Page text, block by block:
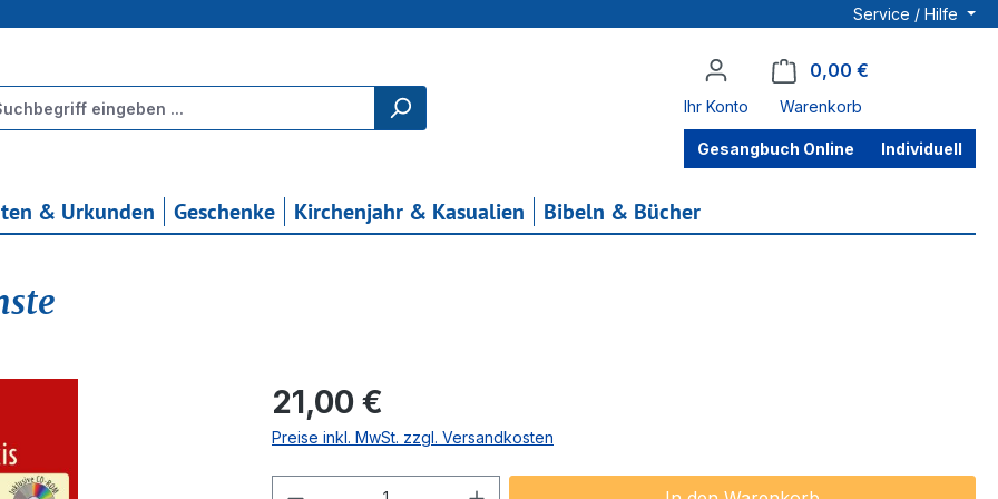
Service / Hilfe
Ihr Konto
0,00 €
Warenkorb
Gesangbuch Online Individuell
& Urkunden Geschenke Kirchenjahr & Kasualien Bibeln & Bücher
Regulärer Preis:
21,00 €
Preise inkl. MwSt. zzgl. Versandkosten